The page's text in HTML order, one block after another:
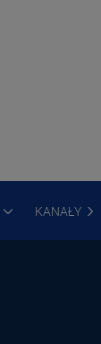
KANAŁY